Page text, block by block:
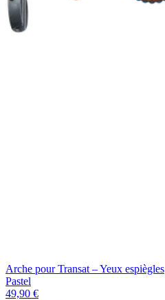
Arche pour Transat – Yeux espiègles
Pastel
49,90 €